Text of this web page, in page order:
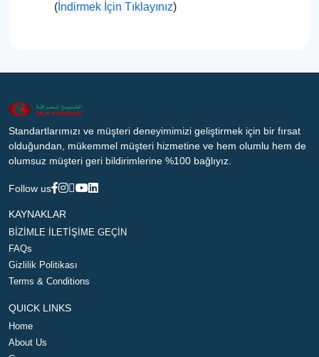
( İndirmek İçin Tıklayınız)
Standartlarımızı ve müşteri deneyimimizi geliştirmek için bir fırsat
olduğundan, mükemmel müşteri hizmetine ve hem olumlu hem de
olumsuz müşteri geri bildirimlerine %100 bağlıyız.
Follow us
KAYNAKLAR
BİZİMLE İLETİŞİME GEÇİN
FAQs
Gizlilik Politikası
Terms & Conditions
QUICK LINKS
Home
About Us